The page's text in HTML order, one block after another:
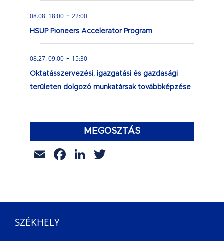
08.08. 18:00 - 22:00
HSUP Pioneers Accelerator Program
08.27. 09:00 - 15:30
Oktatásszervezési, igazgatási és gazdasági
területen dolgozó munkatársak továbbképzése
MEGOSZTÁS
EmailFacebook
LinkedIn
SZÉKHELY